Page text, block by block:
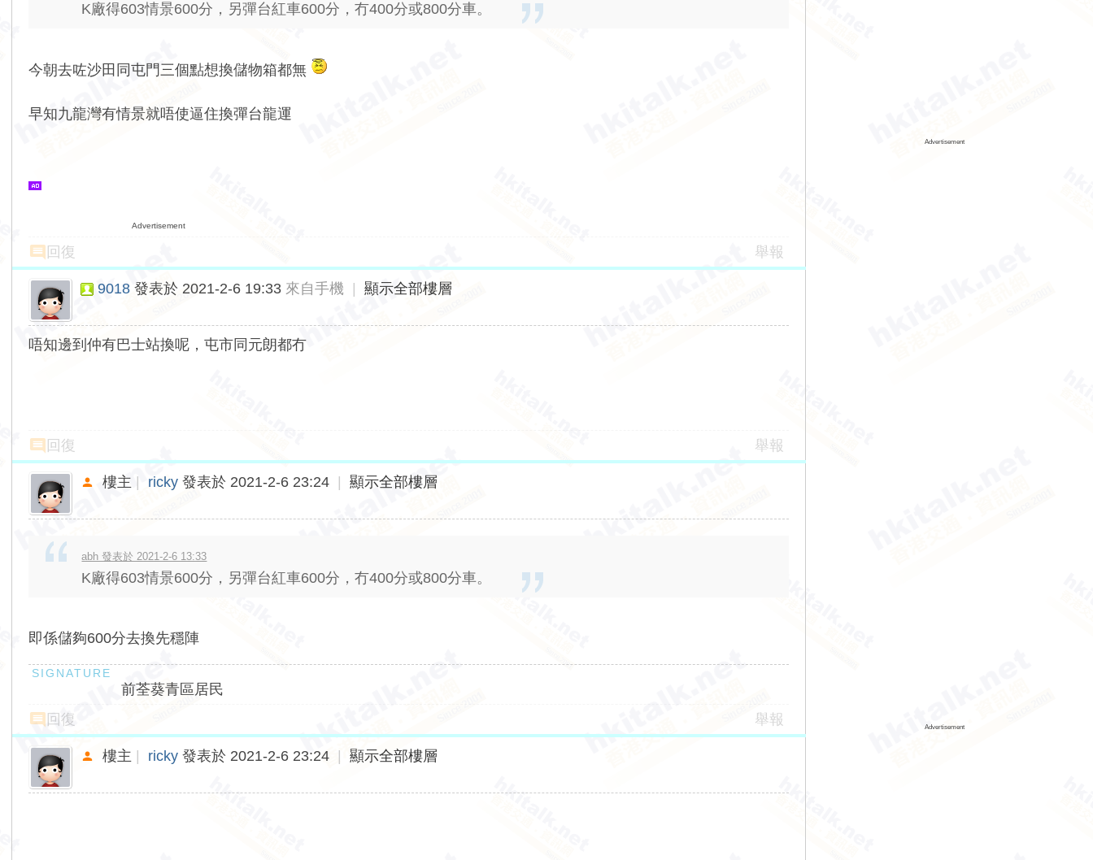
K廠得603情景600分，另彈台紅車600分，冇400分或800分車。
今朝去咗沙田同屯門三個點想換儲物箱都無
早知九龍灣有情景就唔使逼住換彈台龍運
Advertisement
回復 舉報
9018 發表於 2021-2-6 19:33 來自手機 顯示全部樓層
唔知邊到仲有巴士站換呢，屯市同元朗都冇
回復 舉報
樓主 ricky 發表於 2021-2-6 23:24 顯示全部樓層
abh 發表於 2021-2-6 13:33
K廠得603情景600分，另彈台紅車600分，冇400分或800分車。
即係儲夠600分去換先穩陣
前荃葵青區居民
回復
舉報
樓主 ricky 發表於 2021-2-6 23:24 顯示全部樓層
Advertisement
Advertisement